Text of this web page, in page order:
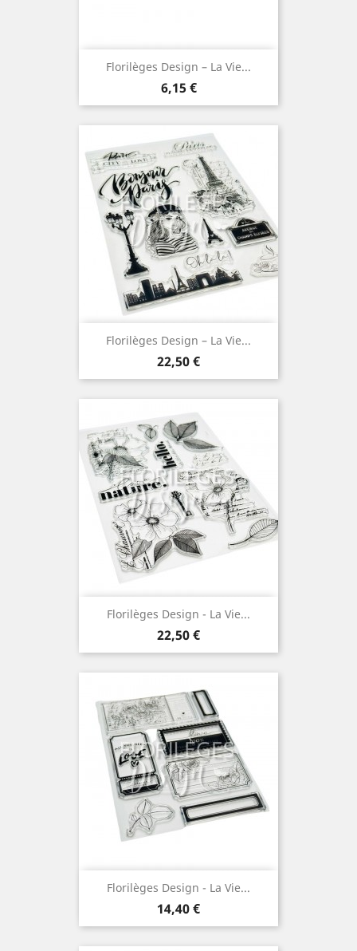
Florilèges Design – La Vie...
Prix
6,15 €
Florilèges Design – La Vie...
Prix
22,50 €
Florilèges Design - La Vie...
Prix
22,50 €
Florilèges Design - La Vie...
Prix
14,40 €